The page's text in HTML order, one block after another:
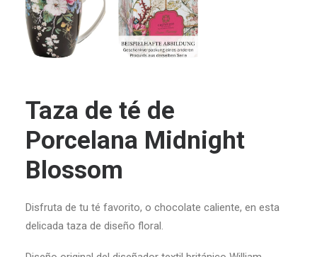
Taza de té de
Porcelana Midnight
Blossom
Disfruta de tu té favorito, o chocolate caliente, en esta
delicada taza de diseño floral.